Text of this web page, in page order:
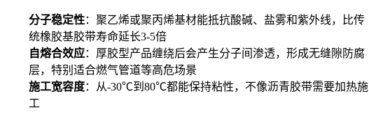
分子稳定性：聚乙烯或聚丙烯基材能抵抗酸碱、盐雾和紫外线，比传
统橡胶基胶带寿命延长3-5倍
自熔合效应：厚胶型产品缠绕后会产生分子间渗透，形成无缝隙防腐
层，特别适合燃气管道等高危场景
施工宽容度：从-30℃到80℃都能保持粘性，不像沥青胶带需要加热施
工